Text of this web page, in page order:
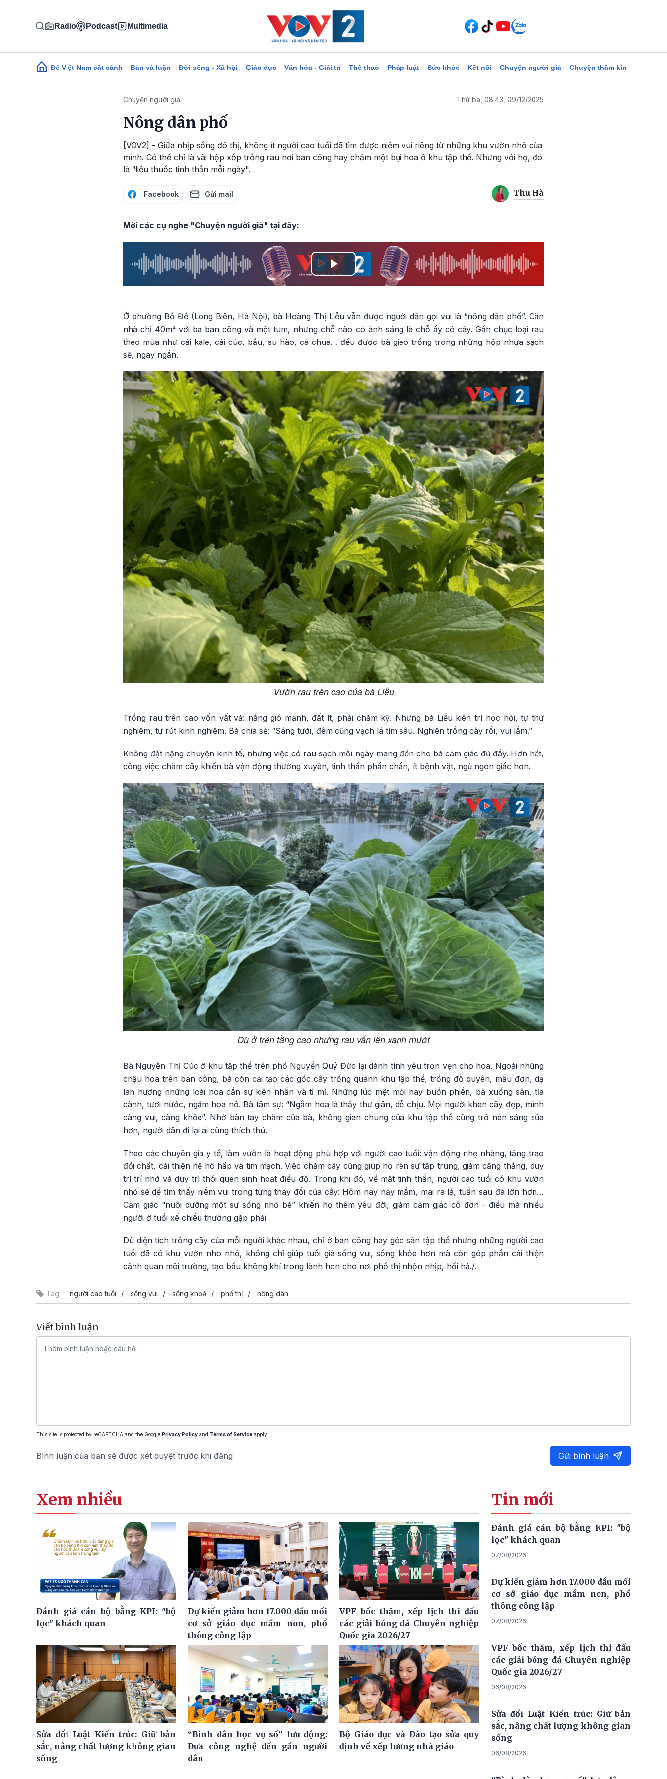
Radio Podcast Multimedia
Main navigation
Để Việt Nam cất cánh Bàn và luận Đời sống - Xã hội Giáo dục Văn hóa - Giải trí Thể thao Pháp luật Sức khỏe Kết nối Chuyện người già Chuyện thầm kín
Chuyện người già Thứ ba, 08:43, 09/12/2025
Nông dân phố
[VOV2] - Giữa nhịp sống đô thị, không ít người cao tuổi đã tìm được niềm vui riêng từ những khu vườn nhỏ của
mình. Có thể chỉ là vài hộp xốp trồng rau nơi ban công hay chăm một bụi hoa ở khu tập thể. Nhưng với họ, đó
là “liều thuốc tinh thần mỗi ngày".
Facebook Gửi mail Thu Hà
Mời các cụ nghe "Chuyện người già" tại đây:
Play
Ở phường Bồ Đề (Long Biên, Hà Nội), bà Hoàng Thị Liễu vẫn được người dân gọi vui là “nông dân phố”. Căn
nhà chỉ 40m² với ba ban công và một tum, nhưng chỗ nào có ánh sáng là chỗ ấy có cây. Gần chục loại rau
theo mùa như cải kale, cải cúc, bầu, su hào, cà chua… đều được bà gieo trồng trong những hộp nhựa sạch
sẽ, ngay ngắn.
Vườn rau trên cao của bà Liễu
Trồng rau trên cao vốn vất vả: nắng gió mạnh, đất ít, phải chăm kỹ. Nhưng bà Liễu kiên trì học hỏi, tự thử
nghiệm, tự rút kinh nghiệm. Bà chia sẻ: “Sáng tưới, đêm cũng vạch lá tìm sâu. Nghiện trồng cây rồi, vui lắm.”
Không đặt nặng chuyện kinh tế, nhưng việc có rau sạch mỗi ngày mang đến cho bà cảm giác đủ đầy. Hơn hết,
công việc chăm cây khiến bà vận động thường xuyên, tinh thần phấn chấn, ít bệnh vặt, ngủ ngon giấc hơn.
Dù ở trên tầng cao nhưng rau vẫn lên xanh mướt
Bà Nguyễn Thị Cúc ở khu tập thể trên phố Nguyễn Quý Đức lại dành tình yêu trọn vẹn cho hoa. Ngoài những
chậu hoa trên ban công, bà còn cải tạo các gốc cây trống quanh khu tập thể, trồng đỗ quyên, mẫu đơn, dạ
lan hương những loài hoa cần sự kiên nhẫn và tỉ mỉ. Những lúc mệt mỏi hay buồn phiền, bà xuống sân, tỉa
cành, tưới nước, ngắm hoa nở. Bà tâm sự: “Ngắm hoa là thấy thư giãn, dễ chịu. Mọi người khen cây đẹp, mình
càng vui, càng khỏe”. Nhờ bàn tay chăm của bà, không gian chung của khu tập thể cũng trở nên sáng sủa
hơn, người dân đi lại ai cũng thích thú.
Theo các chuyên gia y tế, làm vườn là hoạt động phù hợp với người cao tuổi: vận động nhẹ nhàng, tăng trao
đổi chất, cải thiện hệ hô hấp và tim mạch. Việc chăm cây cũng giúp họ rèn sự tập trung, giảm căng thẳng, duy
trì trí nhớ và duy trì thói quen sinh hoạt điều độ. Trong khi đó, về mặt tinh thần, người cao tuổi có khu vườn
nhỏ sẽ dễ tìm thấy niềm vui trong từng thay đổi của cây: Hôm nay nảy mầm, mai ra lá, tuần sau đã lớn hơn…
Cảm giác “nuôi dưỡng một sự sống nhỏ bé” khiến họ thêm yêu đời, giảm cảm giác cô đơn - điều mà nhiều
người ở tuổi xế chiều thường gặp phải.
Dù diện tích trồng cây của mỗi người khác nhau, chỉ ở ban công hay góc sân tập thể nhưng những người cao
tuổi đã có khu vườn nho nhỏ, không chỉ giúp tuổi già sống vui, sống khỏe hơn mà còn góp phần cải thiện
cảnh quan môi trường, tạo bầu không khí trong lành hơn cho nơi phố thị nhộn nhịp, hối hả./.
Tag: người cao tuổi sống vui sống khoẻ phố thị nông dân
Viết bình luận
This site is protected by reCAPTCHA and the Google Privacy Policy and Terms of Service apply.
Bình luận của bạn sẽ được xét duyệt trước khi đăng Gửi bình luận
Xem nhiều
Đánh giá cán bộ bằng KPI: "bộ
lọc" khách quan
Dự kiến giảm hơn 17.000 đầu mối
cơ sở giáo dục mầm non, phổ
thông công lập
VPF bốc thăm, xếp lịch thi đấu
các giải bóng đá Chuyên nghiệp
Quốc gia 2026/27
Sửa đổi Luật Kiến trúc: Giữ bản
sắc, nâng chất lượng không gian
sống
“Bình dân học vụ số” lưu động:
Đưa công nghệ đến gần người
dân
Bộ Giáo dục và Đào tạo sửa quy
định về xếp lương nhà giáo
Tin mới
Đánh giá cán bộ bằng KPI: "bộ
lọc" khách quan
07/08/2026
Dự kiến giảm hơn 17.000 đầu mối
cơ sở giáo dục mầm non, phổ
thông công lập
07/08/2026
VPF bốc thăm, xếp lịch thi đấu
các giải bóng đá Chuyên nghiệp
Quốc gia 2026/27
06/08/2026
Sửa đổi Luật Kiến trúc: Giữ bản
sắc, nâng chất lượng không gian
sống
06/08/2026